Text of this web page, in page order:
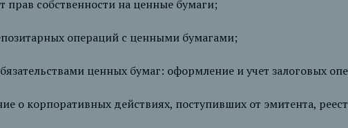
прав собственности на ценные бумаги;
операций с ценными бумагами;
ценных бумаг: оформление и учет залоговых
о корпоративных действиях, поступивших от эмитента,